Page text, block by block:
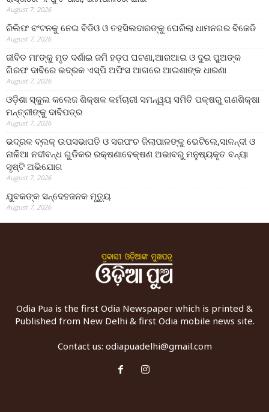
August 7, 2026
ରିଲିଫ ବଂଟନକୁ ନେଇ ବିଡିଓ ଓ ତହସିଲଦାରଙ୍କୁ ଘେରିଲା ଧାମନଗର ବିଜେଡି
August 7, 2026
ଜୀବିତ ମା’ଙ୍କୁ ମୃତ ଦର୍ଶାଇ ଜମି ହଡ଼ପ ଘଟଣା,ଆରଆଇ ଓ ଦୁଇ ପୁଅଙ୍କ
ଗିରଫ ଦାବିରେ ଭଦ୍ରକ ଏସ୍‌ପି ଅଫିସ ଆଗରେ ଆଇଶାଙ୍କ ଧାରଣା
August 7, 2026
ଓଡ଼ିଶା ସ୍କୁଲ କଲେଜ ଶିକ୍ଷକ କର୍ମଚାରୀ ସମନ୍ୱୟ ସମିତି ପକ୍ଷରୁ ଗଣଶିକ୍ଷା
ମନ୍ତ୍ରୀଙ୍କୁ ଦାବିପତ୍ର
August 7, 2026
ଭଦ୍ରକ ବ୍ଲକ୍ ଉପସଭାପତି ଓ ସରପଂଚ ଜିଲାପାଳଙ୍କୁ ଭେଟିଲେ,ସାଳନ୍ଦୀ ଓ
ନାଳିଆ ନଦୀବନ୍ଧ ଗୁଡିକର ରକ୍ଷଣାବେକ୍ଷଣ ଅଭାବରୁ ମନୁଷ୍ୟକୃତ ବନ୍ୟା
ସୃଷ୍ଟି ଅଭିଯୋଗ
August 7, 2026
ଯୁବକଙ୍କ ସନ୍ଦେହଜନକ ମୃତ୍ୟୁ
August 7, 2026
Odia Pua is the first Odia Newspaper which is printed &
Published from New Delhi & first Odia mobile news site.
Contact us: odiapuadelhi@gmail.com